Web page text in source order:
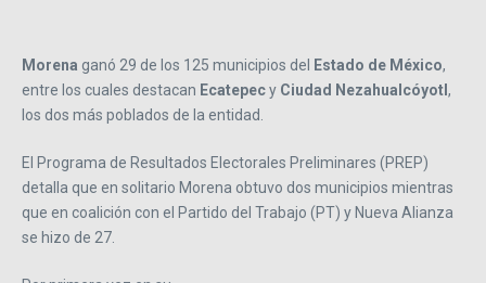
Morena ganó 29 de los 125 municipios del Estado de México,
entre los cuales destacan Ecatepecy Ciudad Nezahualcóyotl ,
los dos más poblados de la entidad.
El Programa de Resultados Electorales Preliminares (PREP)
detalla que en solitario Morena obtuvo dos municipios mientras
que en coalición con el Partido del Trabajo (PT) y Nueva Alianza
se hizo de 27.